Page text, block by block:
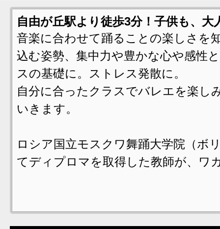
自由が丘駅より徒歩3分！子供も、
音楽に合わせて踊ることの楽しさを
込む姿勢、集中力や豊かな心や感性
スの基礎に。ストレス発散に。
自分に合ったクラスでバレエを楽し
いきます。
ロシア国立モスクワ舞踊大学院（ボ
てディプロマを取得した教師が、ワ